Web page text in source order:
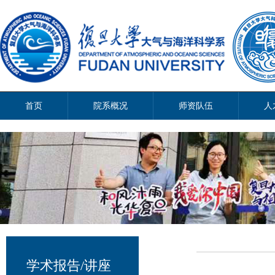
首页 院系概况 师资队伍 人
学术报告/讲座